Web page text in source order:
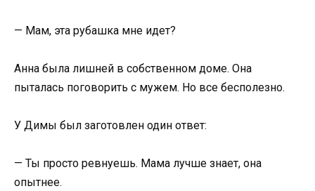
— Мам, эта рубашка мне идет?
Анна была лишней в собственном доме. Она
пыталась поговорить с мужем. Но все бесполезно.
У Димы был заготовлен один ответ:
— Ты просто ревнуешь. Мама лучше знает, она
опытнее.